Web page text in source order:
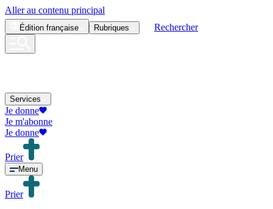
Aller au contenu principal
Édition française Rubriques Rechercher
Services
Je donne
Je m'abonne
Je donne
Prier
Menu
Prier